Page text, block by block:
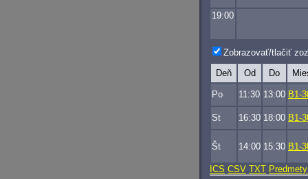
19:00
Zobrazovať/tlačiť
Deň Od Do
Po 11:30 13:00 B1-
St 16:30 18:00 B1-
Št 14:00 15:30 B1-
ICS CSV TXT Predmety